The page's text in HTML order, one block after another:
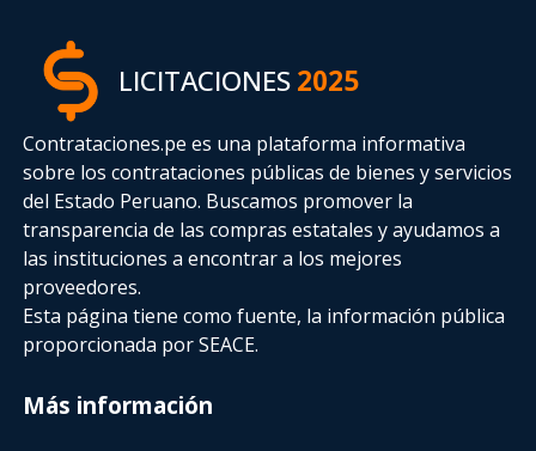
LICITACIONES2025
Contrataciones.pe es una plataforma informativa
sobre los contrataciones públicas de bienes y servicios
del Estado Peruano. Buscamos promover la
transparencia de las compras estatalesy ayudamos a
las instituciones a encontrar a los mejores
proveedores.
Esta página tiene como fuente, la información pública
proporcionada por SEACE.
Más información